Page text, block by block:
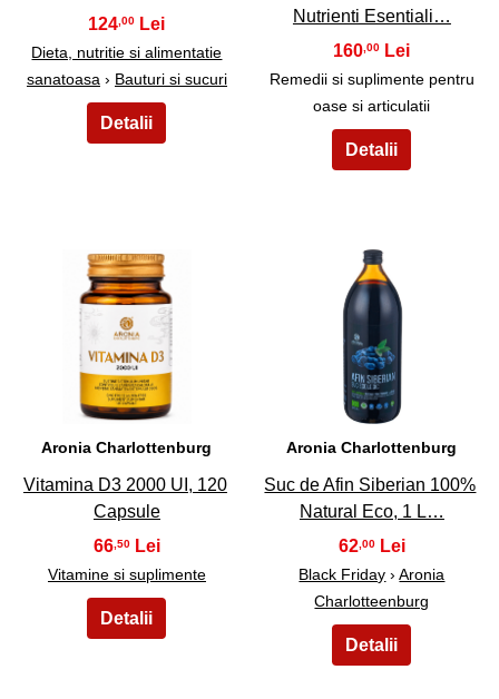
124,00
Dieta, nutritie si alimentatie
sanatoasa › Bauturi si sucuri
Nutrienti Esentiali…
160,00
Remedii si suplimente pentru
oase si articulatii
3
Aronia Charlottenburg
Vitamina D3 2000 UI, 120
Capsule
66,50
Vitamine si suplimente
4
Aronia Charlottenburg
Suc de Afin Siberian 100%
Natural Eco, 1 L…
62 ,00
Black Friday ›Aronia
Charlotteenburg